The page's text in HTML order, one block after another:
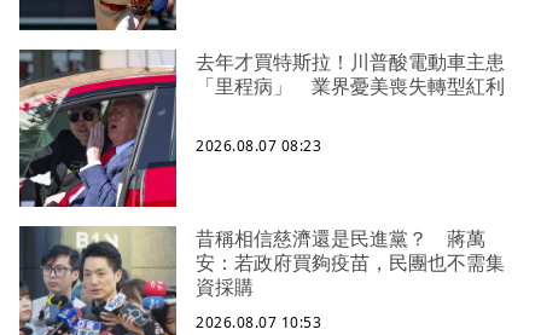
去年才買特斯拉！川普酸電動車主患
「里程病」 業界憂美喪失轉型紅利
2026.08.07 08:23
昔稱相信慈濟還是民進黨？ 蔣萬
安：若政府買夠疫苗，民團也不需集
資採購
2026.08.07 10:53